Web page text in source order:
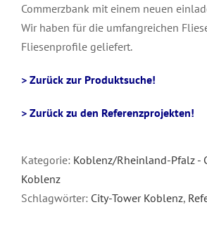
Commerzbank mit einem neuen
Wir haben für die umfangreichen
Fliesenprofile geliefert.
> Zurück zur Produktsuche!
> Zurück zu den Referenzprojekten!
Kategorie: Koblenz/Rheinland-Pfalz -
Koblenz
Schlagwörter: City-Tower Koblenz,